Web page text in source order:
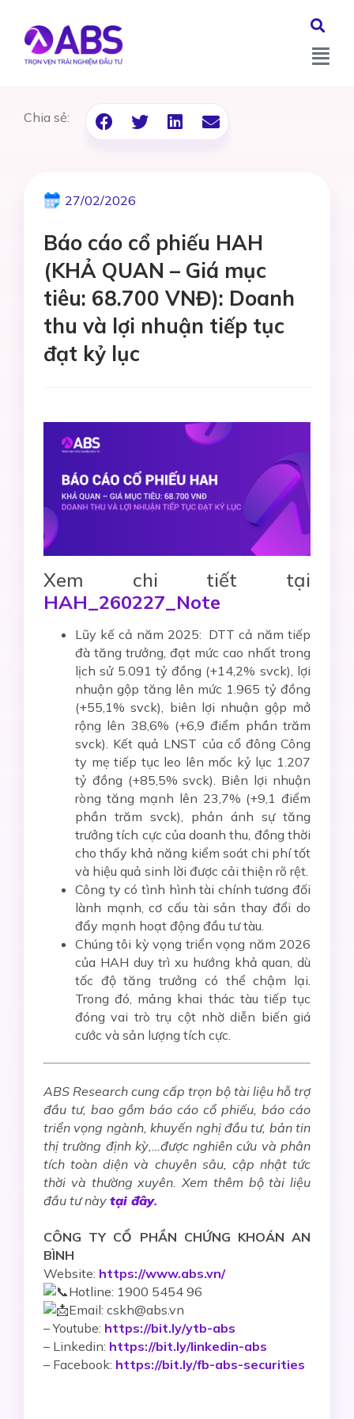
Chia sẻ:
27/02/2026
Báo cáo cổ phiếu HAH
(KHẢ QUAN – Giá mục
tiêu: 68.700 VNĐ): Doanh
thu và lợi nhuận tiếp tục
đạt kỷ lục
Xem chi tiết tại
HAH_260227_Note
Lũy kế cả năm 2025: DTT cả năm tiếp
đà tăng trưởng, đạt mức cao nhất trong
lịch sử 5.091 tỷ đồng (+14,2% svck), lợi
nhuận gộp tăng lên mức 1.965 tỷ đồng
(+55,1% svck), biên lợi nhuận gộp mở
rộng lên 38,6% (+6,9 điểm phần trăm
svck). Kết quả LNST của cổ đông Công
ty mẹ tiếp tục leo lên mốc kỷ lục 1.207
tỷ đồng (+85,5% svck). Biên lợi nhuận
ròng tăng mạnh lên 23,7% (+9,1 điểm
phần trăm svck), phản ánh sự tăng
trưởng tích cực của doanh thu, đồng thời
cho thấy khả năng kiểm soát chi phí tốt
và hiệu quả sinh lời được cải thiện rõ rệt.
Công ty có tình hình tài chính tương đối
lành mạnh, cơ cấu tài sản thay đổi do
đẩy mạnh hoạt động đầu tư tàu.
Chúng tôi kỳ vọng triển vọng năm 2026
của HAH duy trì xu hướng khả quan, dù
tốc độ tăng trưởng có thể chậm lại.
Trong đó, mảng khai thác tàu tiếp tục
đóng vai trò trụ cột nhờ diễn biến giá
cước và sản lượng tích cực.
ABS Research cung cấp trọn bộ tài liệu hỗ trợ
đầu tư, bao gồm báo cáo cổ phiếu, báo cáo
triển vọng ngành, khuyến nghị đầu tư, bản tin
thị trường định kỳ,…được nghiên cứu và phân
tích toàn diện và chuyên sâu, cập nhật tức
thời và thường xuyên. Xem thêm bộ tài liệu
đầu tư này tại đây.
CÔNG TY CỔ PHẦN CHỨNG KHOÁN AN
BÌNH
Website: https://www.abs.vn/
Hotline: 1900 5454 96
Email: cskh@abs.vn
–Youtube: https://bit.ly/ytb-abs
– Linkedin: https://bit.ly/linkedin-abs
– Facebook: https://bit.ly/fb-abs-securities